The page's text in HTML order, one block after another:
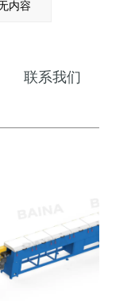
内容
联系我们